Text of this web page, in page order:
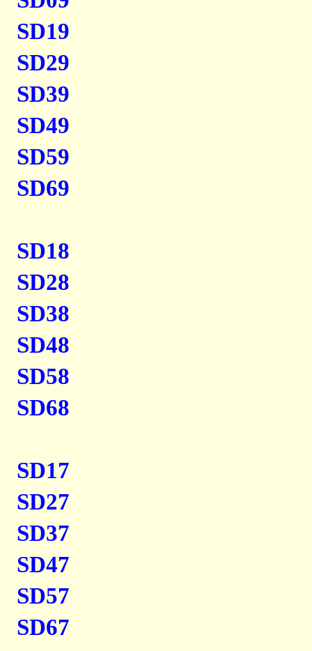
SD19
SD29
SD39
SD49
SD59
SD69
SD18
SD28
SD38
SD48
SD58
SD68
SD17
SD27
SD37
SD47
SD57
SD67